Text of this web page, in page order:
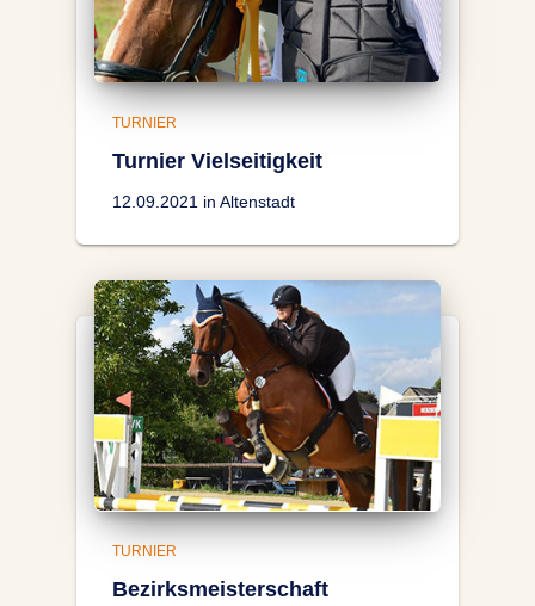
TURNIER
Turnier Vielseitigkeit
12.09.2021 in Altenstadt
TURNIER
Bezirksmeisterschaft